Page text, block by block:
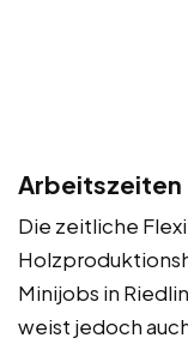
Arbeitszeiten
Die zeitliche
Minijobs in
weist jedoch